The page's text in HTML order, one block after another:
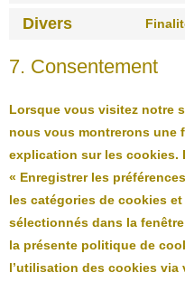
Divers
7. Consentement
Lorsque vous visitez notre
nous vous montrerons une
explication sur les cookies.
« Enregistrer les
les catégories de cookies
sélectionnés dans la
la présente politique de
l’utilisation des cookies via